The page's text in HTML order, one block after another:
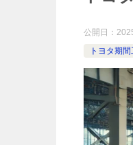
公開日：
トヨタ期間